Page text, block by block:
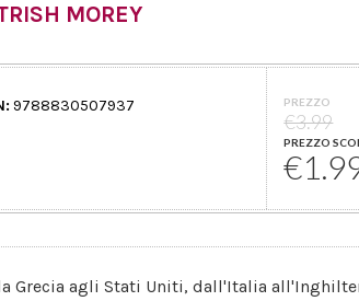
MOREY
9788830507937 PREZZO
€3.99
PREZZO
Grecia agli Stati Uniti, dall'Italia